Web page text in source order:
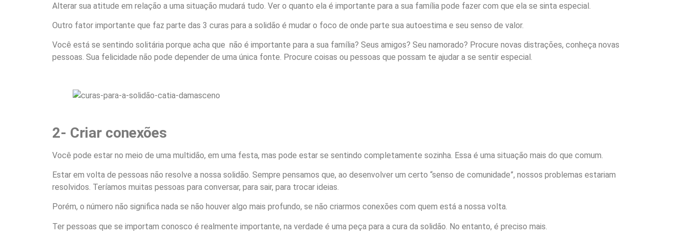
Alterar sua atitude em relação a uma situação mudará tudo. Ver o quanto ela é importante para a sua família pode fazer com que ela se sinta especial.
Outro fator importante que faz parte das 3 curas para a solidão é mudar o foco de onde parte sua autoestima e seu senso de valor.
Você está se sentindo solitária porque acha que não é importante para a sua família? Seus amigos? Seu namorado? Procure novas distrações, conheça novas
pessoas. Sua felicidade não pode depender de uma única fonte. Procure coisas ou pessoas que possam te ajudar a se sentir especial.
2- Criar conexões
Você pode estar no meio de uma multidão, em uma festa, mas pode estar se sentindo completamente sozinha. Essa é uma situação mais do que comum.
Estar em volta de pessoas não resolve a nossa solidão. Sempre pensamos que, ao desenvolver um certo “senso de comunidade”, nossos problemas estariam
resolvidos. Teríamos muitas pessoas para conversar, para sair, para trocar ideias.
Porém, o número não significa nada se não houver algo mais profundo, se não criarmos conexões com quem está a nossa volta.
Ter pessoas que se importam conosco é realmente importante, na verdade é uma peça para a cura da solidão. No entanto, é preciso mais.